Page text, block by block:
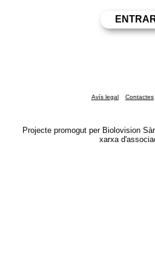
Avís legal Contactes
Projecte promogut per Biolovision
xarxa